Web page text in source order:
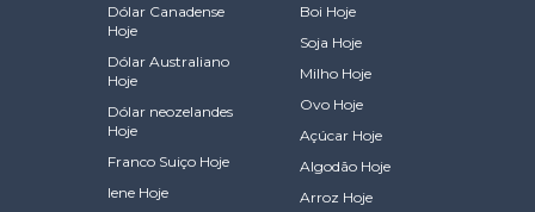
Dólar Canadense
Hoje
Dólar Australiano
Hoje
Dólar neozelandes
Hoje
Franco Suiço Hoje
Iene Hoje
Boi Hoje
Soja Hoje
Milho Hoje
Ovo Hoje
Açúcar Hoje
Algodão Hoje
Arroz Hoje